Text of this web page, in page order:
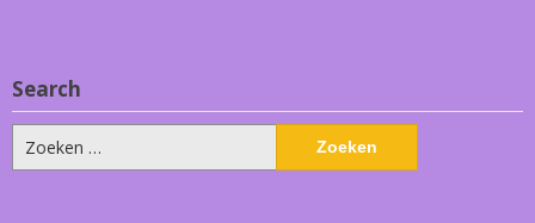
Search
Zoeken
naar: